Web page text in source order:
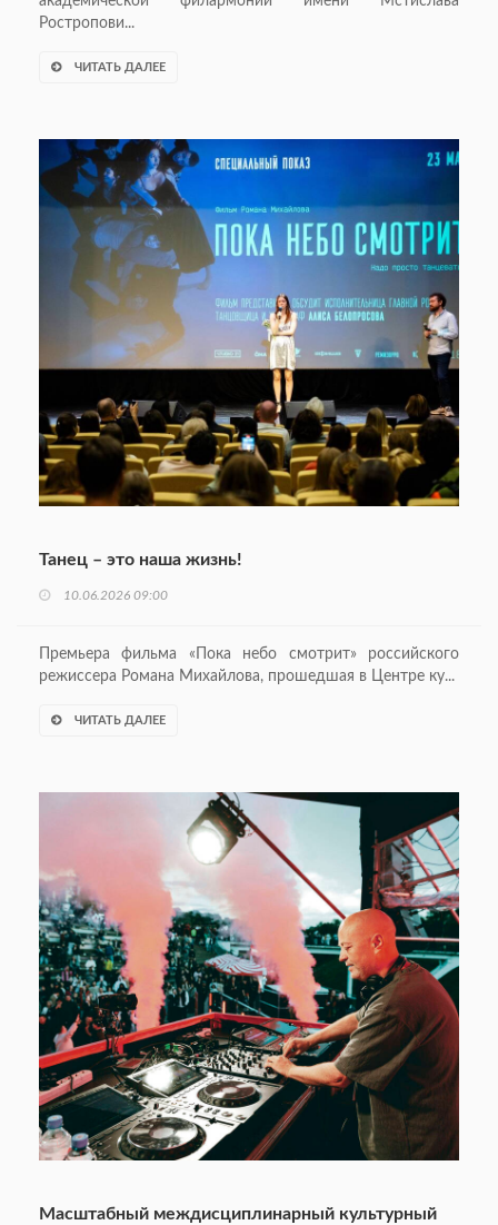
Ростропови...
ЧИТАТЬ ДАЛЕЕ
Танец – это наша жизнь!
10.06.2026 09:00
Премьера фильма «Пока небо смотрит» российского
режиссера Романа Михайлова, прошедшая в Центре ку...
ЧИТАТЬ ДАЛЕЕ
Масштабный междисциплинарный культурный